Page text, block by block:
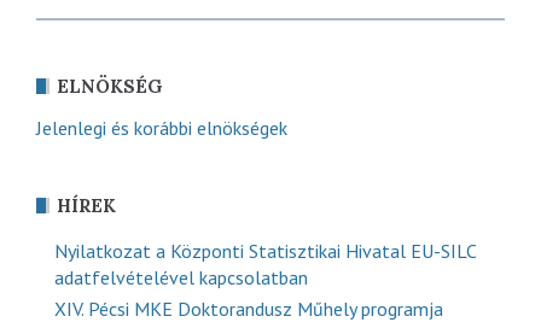
ELNÖKSÉG
Jelenlegi és korábbi elnökségek
HÍREK
Nyilatkozat a Központi Statisztikai Hivatal EU-SILC
adatfelvételével kapcsolatban
XIV. Pécsi MKE Doktorandusz Műhely programja